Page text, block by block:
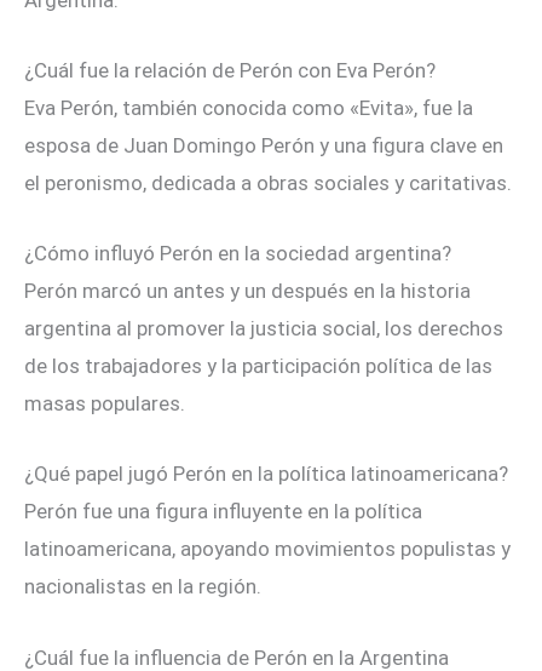
¿Cuál fue la relación de Perón con Eva Perón?
Eva Perón, también conocida como «Evita», fue la
esposa de Juan Domingo Perón y una figura clave en
el peronismo, dedicada a obras sociales y caritativas.
¿Cómo influyó Perón en la sociedad argentina?
Perón marcó un antes y un después en la historia
argentina al promover la justicia social, los derechos
de los trabajadores y la participación política de las
masas populares.
¿Qué papel jugó Perón en la política latinoamericana?
Perón fue una figura influyente en la política
latinoamericana, apoyando movimientos populistas y
nacionalistas en la región.
¿Cuál fue la influencia de Perón en la Argentina